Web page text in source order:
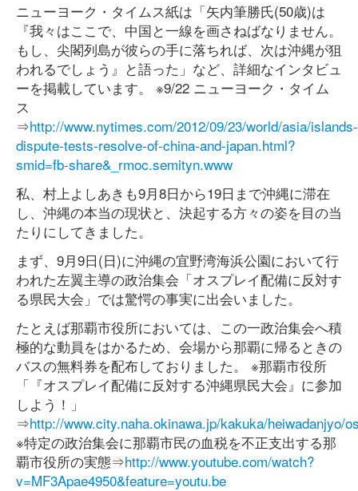
ニューヨーク・タイムス紙は「矢内筆勝氏(50歳)は
『我々はここで、中国と一線を画さねばなりません。
もし、尖閣列島が彼らの手に落ちれば、次は沖縄が狙
われるでしょう』と語った」など、詳細なインタビュ
ーを掲載しています。 ※9/22 ニューヨーク・タイム
ス
⇒http://www.nytimes.com/2012/09/23/world/asia/islands-
dispute-tests-resolve-of-china-and-japan.html?
smid=fb-share&_rmoc.semityn.www
私、村上よしあきも9月8日から19日まで沖縄に滞在
し、沖縄の本当の現状と、決起する方々の姿を目の当
たりにしてきました。
まず、9月9日(日)に沖縄の宜野湾海浜公園において行
われた左翼主導の政治集会「オスプレイ配備に反対す
る県民大会」では驚愕の事実に出会いました。
たとえば那覇市役所においては、この一政治集会へ積
極的な動員をはかるため、会場から那覇に帰るときの
バスの無料券を配布しておりました。 ※那覇市役所
「『オスプレイ配備に反対する沖縄県民大会』に参加
しよう！」
⇒http://www.city.naha.okinawa.jp/kakuka/heiwadanjyo/
※特定の政治集会に那覇市民の血税を不正支出する那
覇市役所の実態⇒http://www.youtube.com/watch?
v=MF3Apae4950&feature=youtu.be